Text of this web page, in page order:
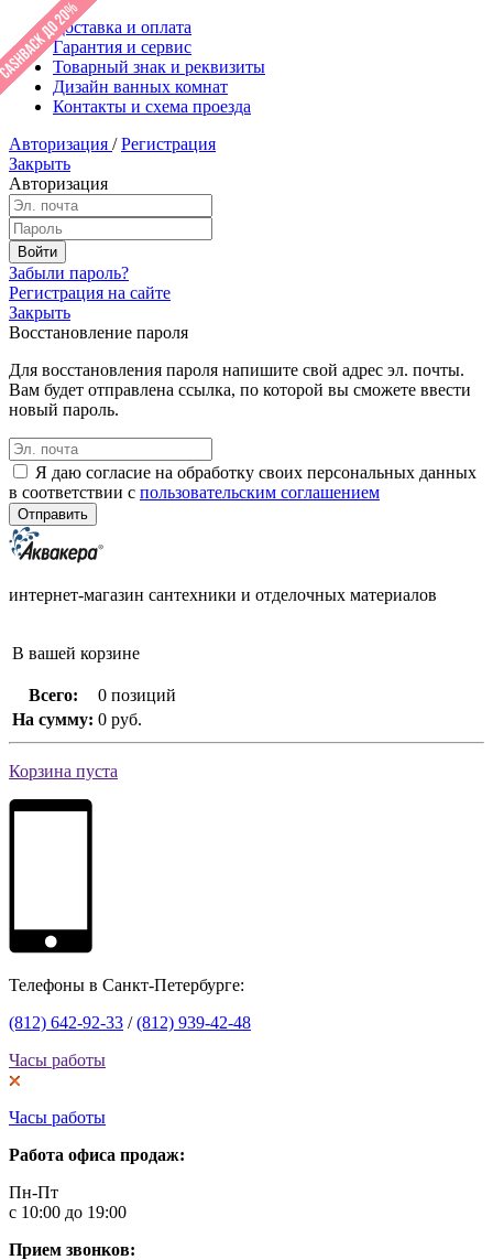
Доставка и оплата
Гарантия и сервис
Товарный знак и реквизиты
Дизайн ванных комнат
Контакты и схема проезда
Авторизация / Регистрация
Закрыть
Авторизация
Забыли пароль?
Регистрация на сайте
Закрыть
Восстановление пароля
Для восстановления пароля напишите свой адрес эл. почты.
Вам будет отправлена ссылка, по которой вы сможете ввести
новый пароль.
Я даю согласие на обработку своих персональных данных
в соответствии с пользовательским соглашением
интернет-магазин сантехники и отделочных материалов
В вашей корзине
Всего:
0 позиций
На сумму: 0 руб.
Корзина пуста
Телефоны в Санкт-Петербурге:
(812) 642-92-33 /(812) 939-42-48
Часы работы
Часы работы
Работа офиса продаж:
Пн-Пт
с 10:00 до 19:00
Прием звонков: